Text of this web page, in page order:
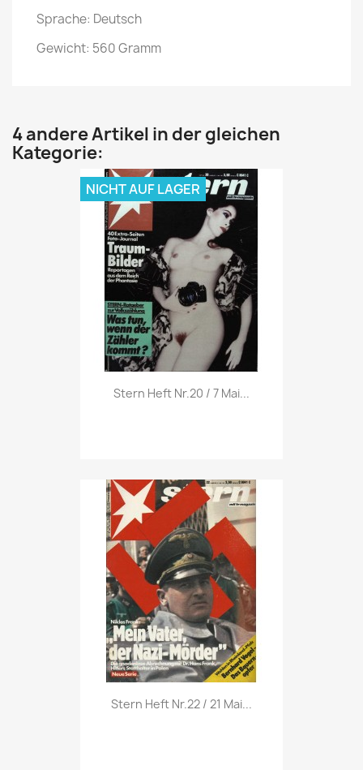
Sprache: Deutsch
Gewicht: 560 Gramm
4 andere Artikel in der gleichen
Kategorie:
Vorschau
Stern Heft Nr.20 / 7 Mai...
NICHT AUF LAGER
Vorschau
Stern Heft Nr.22 / 21 Mai...